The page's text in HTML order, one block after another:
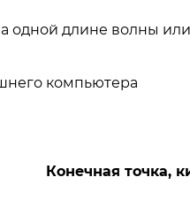
длине волны
компьютера
Конечная точка,